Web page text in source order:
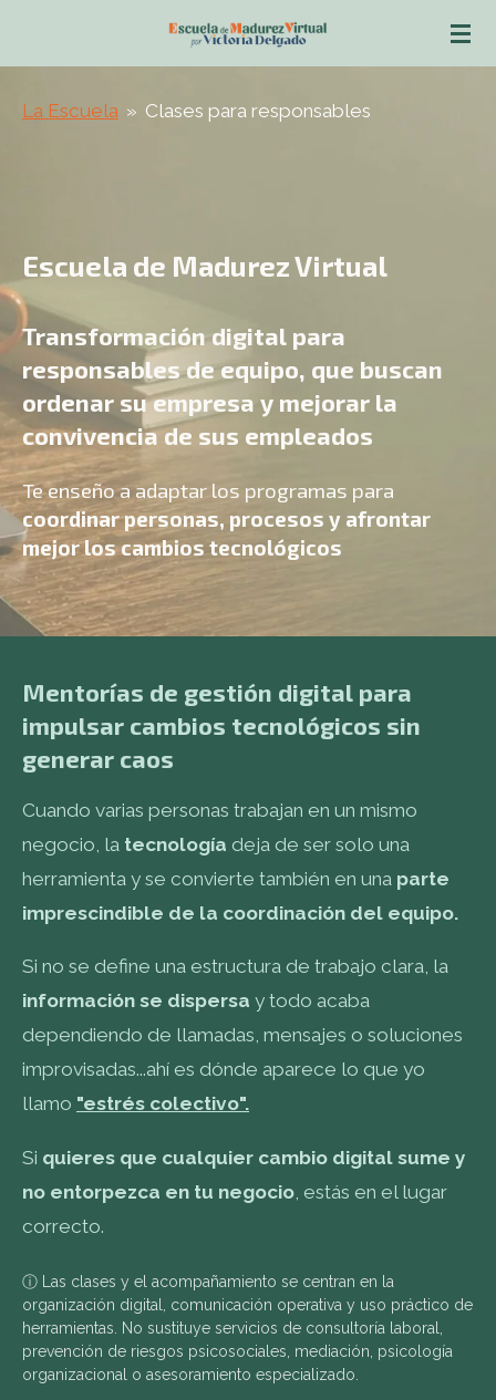
al
La Escuela » Clases para responsables
Escuela de Madurez Virtual
Transformación digital para
responsables de equipo, que buscan
ordenar su empresa y mejorar la
convivencia de sus empleados
Te enseño a adaptar los programas para
coordinar personas, procesos y afrontar
mejor los cambios tecnológicos
Mentorías de gestión digital para
impulsar cambios tecnológicos sin
generar caos
Cuando varias personas trabajan en un mismo
negocio, la tecnología deja de ser solo una
herramienta y se convierte también en una parte
imprescindible de la coordinación del equipo.
Si no se define una estructura de trabajo clara, la
información se dispersa y todo acaba
dependiendo de llamadas, mensajes o soluciones
improvisadas...ahí es dónde aparece lo que yo
llamo "estrés colectivo".
Si quieres que cualquier cambio digital sume y
no entorpezca en tu negocio , estás en el lugar
correcto.
ⓘ Las clases y el acompañamiento se centran en la
organización digital, comunicación operativa y uso práctico de
herramientas. No sustituye servicios de consultoría laboral,
prevención de riesgos psicosociales, mediación, psicología
organizacional o asesoramiento especializado.